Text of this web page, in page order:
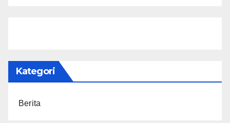
Kategori
Berita